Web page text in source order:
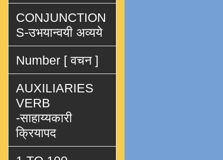
CONJUNCTION
S-उभयान्वयी अव्यये
Number [ वचन ]
AUXILIARIES
VERB
-साहाय्यकारी
क्रियापद